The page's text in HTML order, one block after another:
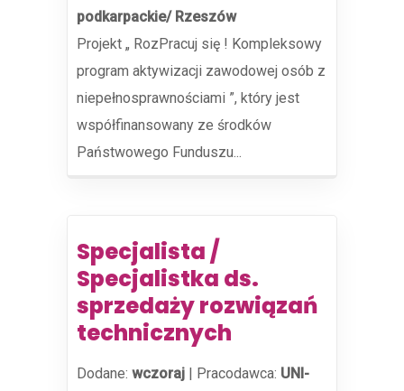
podkarpackie/ Rzeszów
Projekt „ RozPracuj się ! Kompleksowy
program aktywizacji zawodowej osób z
niepełnosprawnościami ”, który jest
współfinansowany ze środków
Państwowego Funduszu...
Specjalista /
Specjalistka ds.
sprzedaży rozwiązań
technicznych
Dodane: wczoraj | Pracodawca: UNI-